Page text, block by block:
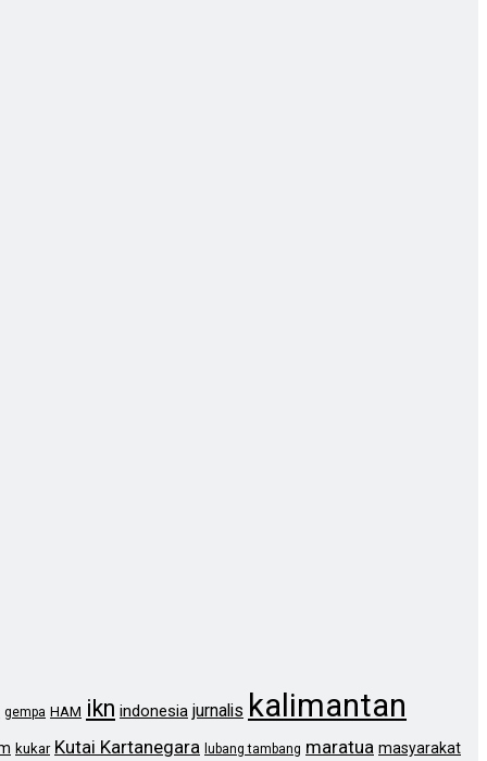
gempa HAM ikn indonesia jurnalis kalimantan
kukar Kutai Kartanegara lubang tambang maratua masyarakat